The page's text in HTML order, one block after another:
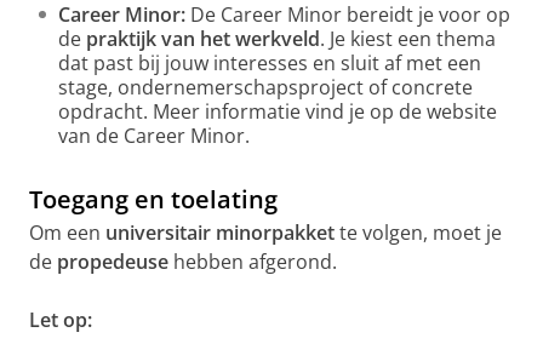
Career Minor: De Career Minor bereidt je voor op
de praktijk van het werkveld. Je kiest een thema
dat past bij jouw interesses en sluit af met een
stage, ondernemerschapsproject of concrete
opdracht. Meer informatie vind je op de website
van de Career Minor.
Toegang en toelating
Om een universitair minorpakkette volgen, moet je
de propedeuse hebben afgerond.
Let op: